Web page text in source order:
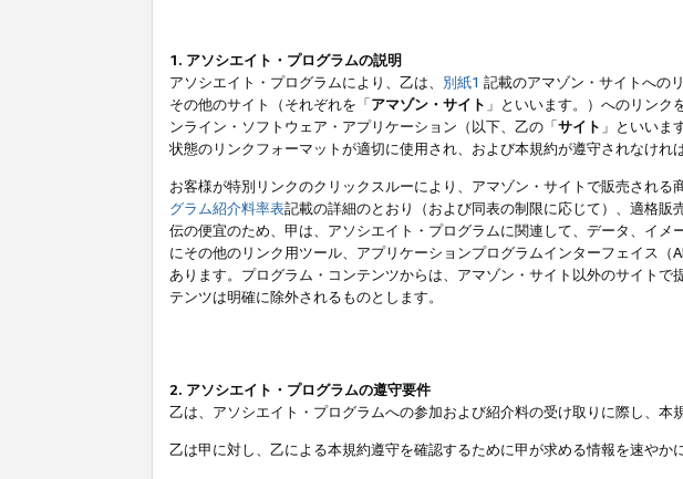
1. アソシエイト・プログラムの説明
アソシエイト・プログラムにより、乙は、 別紙1 記載のアマゾン・サイトへの
その他のサイト（それぞれを「アマゾン・サイト 」といいます。）へのリン
ンライン・ソフトウェア・アプリケーション（以下、乙の「サイト 」といいま
状態のリンクフォーマットが適切に使用され、および本規約が遵守されなけれ
お客様が特別リンクのクリックスルーにより、アマゾン・サイトで販売され
グラム紹介料率表記載の詳細のとおり（および同表の制限に応じて）、適格
伝の便宜のため、甲は、アソシエイト・プログラムに関連して、データ、イ
にその他のリンク用ツール、アプリケーションプログラムインターフェイス（
あります。プログラム・コンテンツからは、アマゾン・サイト以外のサイト
テンツは明確に除外されるものとします。
2. アソシエイト・プログラムの遵守要件
乙は、アソシエイト・プログラムへの参加および紹介料の受け取りに際し、本
乙は甲に対し、乙による本規約遵守を確認するために甲が求める情報を速やか